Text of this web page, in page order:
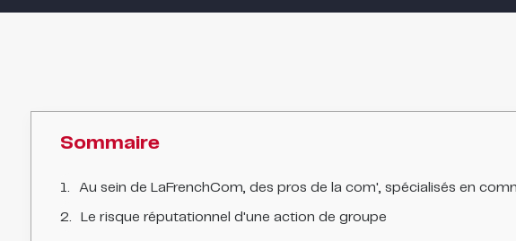
Sommaire
Au sein de LaFrenchCom, des pros de la com', spécialisés en communication sous
Le risque réputationnel d'une action de groupe